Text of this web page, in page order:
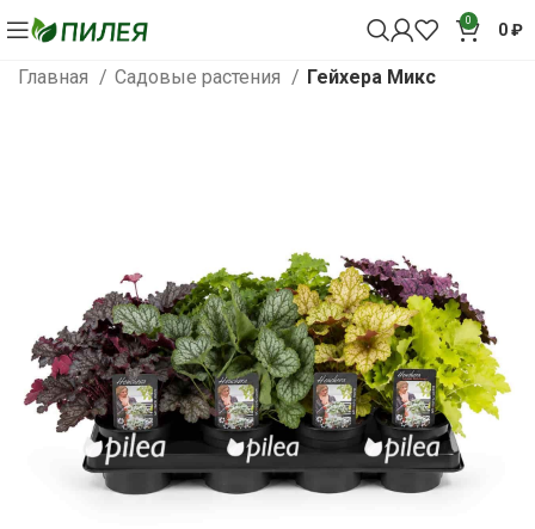
0 0₽
Главная Садовые растения Гейхера Микс